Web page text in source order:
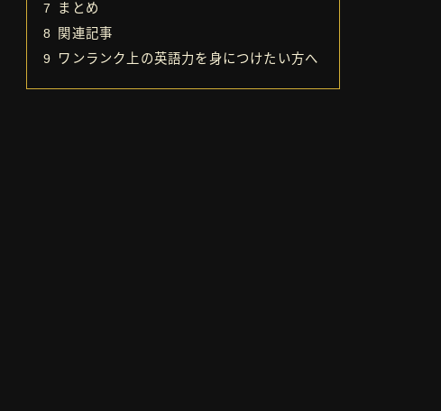
7
まとめ
8
関連記事
9
ワンランク上の英語力を身につけたい方へ